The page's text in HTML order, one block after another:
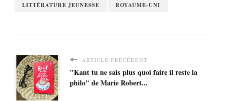
LITTÉRATURE JEUNESSE ROYAUME-UNI
ARTICLE PRÉCÉDENT
"Kant tu ne sais plus quoi faire il reste la
philo" de Marie Robert...